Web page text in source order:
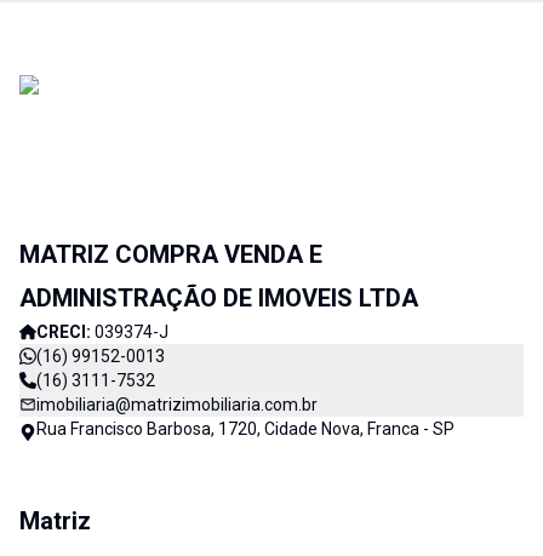
MATRIZ COMPRA VENDA E
ADMINISTRAÇÃO DE IMOVEIS LTDA
CRECI: 039374-J
(16) 99152-0013
(16) 3111-7532
imobiliaria@matrizimobiliaria.com.br
Rua Francisco Barbosa, 1720, Cidade Nova, Franca - SP
Matriz